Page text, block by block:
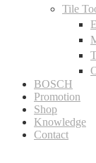
Tile
BOSCH
Promotion
Shop
Knowledge
Contact